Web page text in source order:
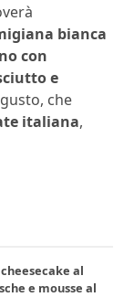
bianca
con
e
che
italiana,
al
e mousse al